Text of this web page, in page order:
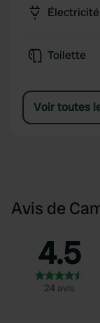
Électricité
Toilette
Voir toutes
Avis de
4.5
24 avis